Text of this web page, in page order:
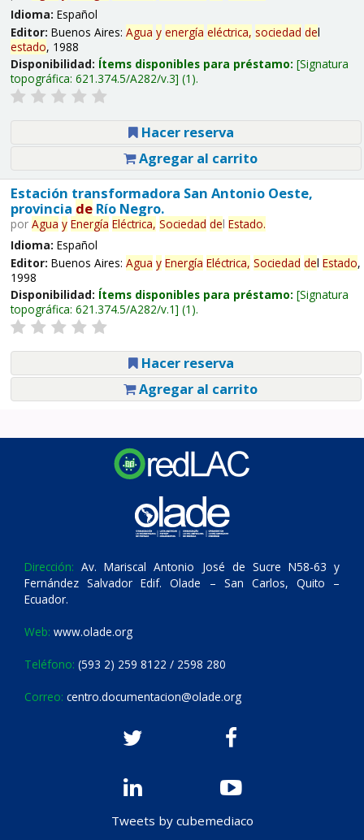
Idioma: Español
Editor: Buenos Aires: Agua y energía eléctrica, sociedad del
estado, 1988
Disponibilidad: Ítems disponibles para préstamo: Signatura
topográfica: 621.374.5/A282/v.3 (1).
Hacer reserva
Agregar al carrito
Estación transformadora San Antonio Oeste,
provincia deRío Negro.
por Agua y Energía Eléctrica, Sociedad del Estado.
Idioma: Español
Editor: Buenos Aires: Agua y Energía Eléctrica, Sociedad del Estado,
1998
Disponibilidad: Ítems disponibles para préstamo: Signatura
topográfica: 621.374.5/A282/v.1 (1).
Hacer reserva
Agregar al carrito
Dirección: Av. Mariscal Antonio José de Sucre N58-63 y
Fernández Salvador Edif. Olade – San Carlos, Quito –
Ecuador.
Web: www.olade.org
Teléfono: (593 2) 259 8122 / 2598 280
Correo: centro.documentacion@olade.org
Tweets by cubemediaco